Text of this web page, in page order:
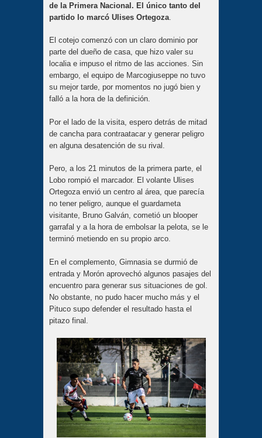
de la Primera Nacional. El único tanto del
partido lo marcó Ulises Ortegoza
El cotejo comenzó con un claro dominio por
parte del dueño de casa, que hizo valer su
localia e impuso el ritmo de las acciones. Sin
embargo, el equipo de Marcogiuseppe no tuvo
su mejor tarde, por momentos no jugó bien y
falló a la hora de la definición.
Por el lado de la visita, espero detrás de mitad
de cancha para contraatacar y generar peligro
en alguna desatención de su rival.
Pero, a los 21 minutos de la primera parte, el
Lobo rompió el marcador. El volante Ulises
Ortegoza envió un centro al área, que parecía
no tener peligro, aunque el guardameta
visitante, Bruno Galván, cometió un blooper
garrafal y a la hora de embolsar la pelota, se le
terminó metiendo en su propio arco.
En el complemento, Gimnasia se durmió de
entrada y Morón aprovechó algunos pasajes del
encuentro para generar sus situaciones de gol.
No obstante, no pudo hacer mucho más y el
Pituco supo defender el resultado hasta el
pitazo final.